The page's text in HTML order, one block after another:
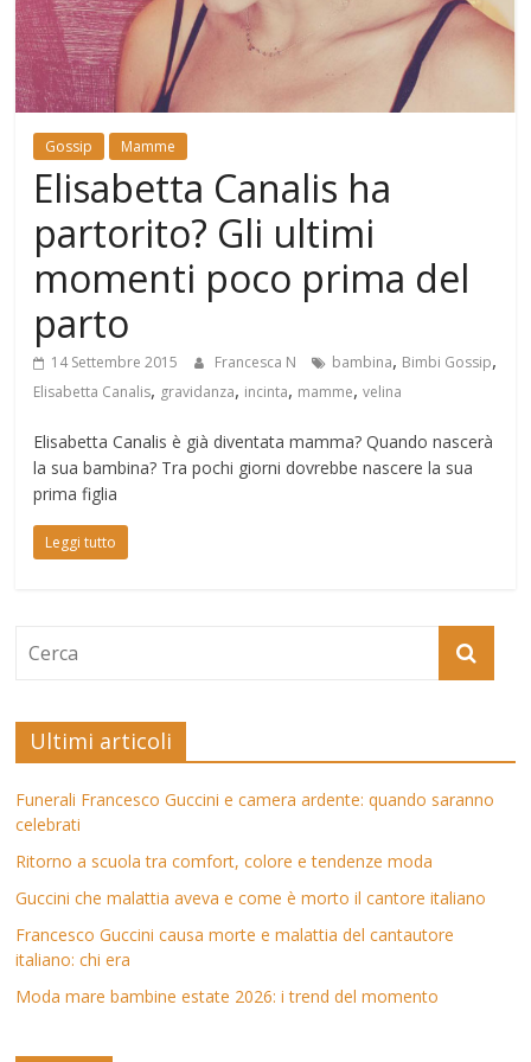
Mondo
Gossip Mamme
Elisabetta Canalis ha
partorito? Gli ultimi
momenti poco prima del
parto
14 Settembre 2015 Francesca N bambina, Bimbi Gossip,
Elisabetta Canalis, gravidanza, incinta, mamme,velina
Elisabetta Canalis è già diventata mamma? Quando nascerà
la sua bambina? Tra pochi giorni dovrebbe nascere la sua
prima figlia
Leggi tutto
Ultimi articoli
Funerali Francesco Guccini e camera ardente: quando saranno
celebrati
Ritorno a scuola tra comfort, colore e tendenze moda
Guccini che malattia aveva e come è morto il cantore italiano
Francesco Guccini causa morte e malattia del cantautore
italiano: chi era
Moda mare bambine estate 2026: i trend del momento